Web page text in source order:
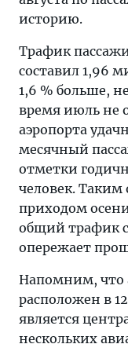
историю.
Трафик
составил 1,96
1,6 % больше,
время июль не
аэропорта
месячный
отметки
человек. Таким
приходом
общий трафик с
опережает
Напомним, что
расположен в
является
нескольких